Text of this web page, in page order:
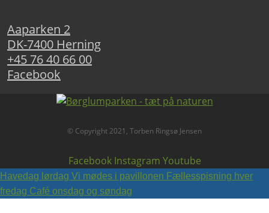
Aaparken 2
DK-7400 Herning
+45 76 40 66 00
Facebook
© Copyright 2021, Torben Ringsø Jensen
Facebook Instagram Youtube
Havedag lørdag Vi mødes i pavillonen Fællesspisning hver
fredag Café onsdag og søndag